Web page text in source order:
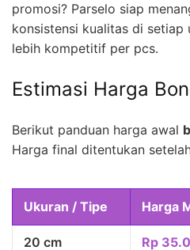
promosi? Parselo siap
konsistensi kualitas di setiap
lebih kompetitif per pcs.
Estimasi Harga
Berikut panduan harga awal
Harga final ditentukan
Ukuran / Tipe Harga
20 cm Rp